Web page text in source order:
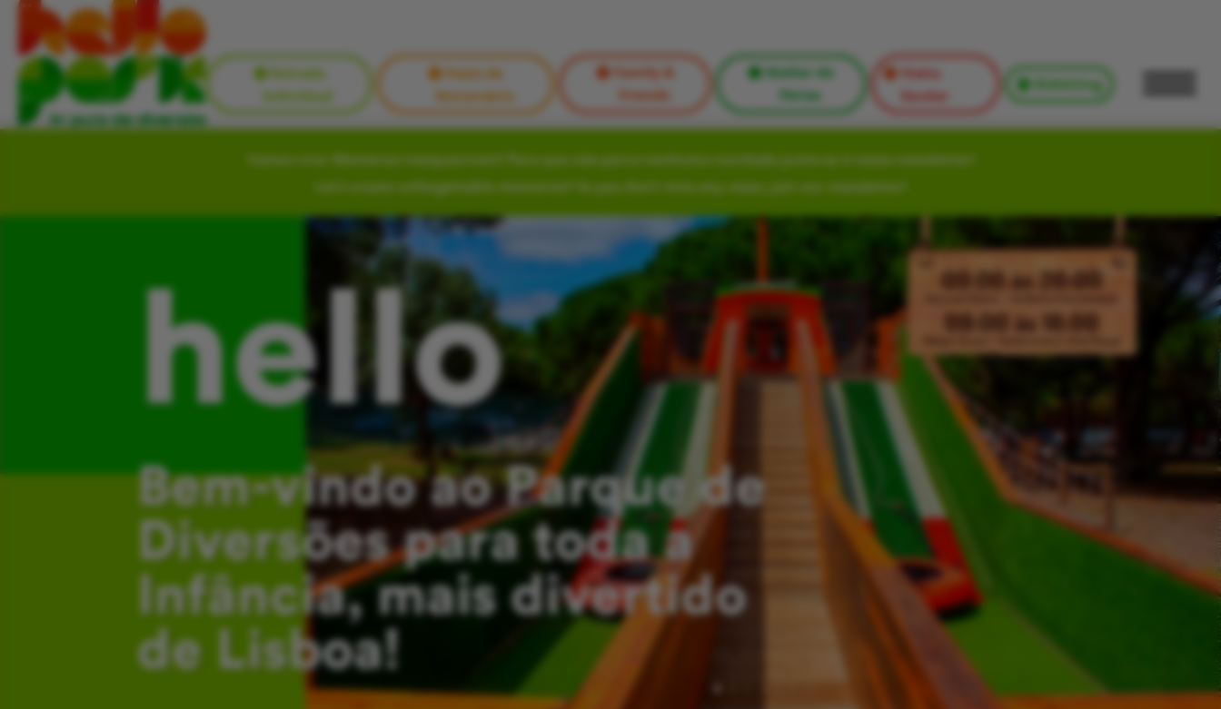
Entrada
Individual
Festa de
Aniversário
Family &
Friends
Atelier de
Férias
Visita
Escolar
Kidsitting
Vamos criar Memórias inesquecíveis? Para que não perca nenhuma novidade junte-se à nossa newsletter!
Let’s create unforgettable memories? So you don’t miss any news, join our newsletter!
hello
Bem-vindo ao Parque de
Diversões para toda a
Infância, mais divertido
de Lisboa!